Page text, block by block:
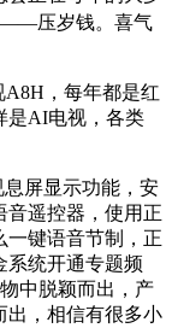
压岁钱。喜气
，每年都是红
是AI电视，各类
屏显示功能，安
遥控器，使用正
一键语音节制，正
系统开通专题频
中脱颖而出，产
出，相信有很多小